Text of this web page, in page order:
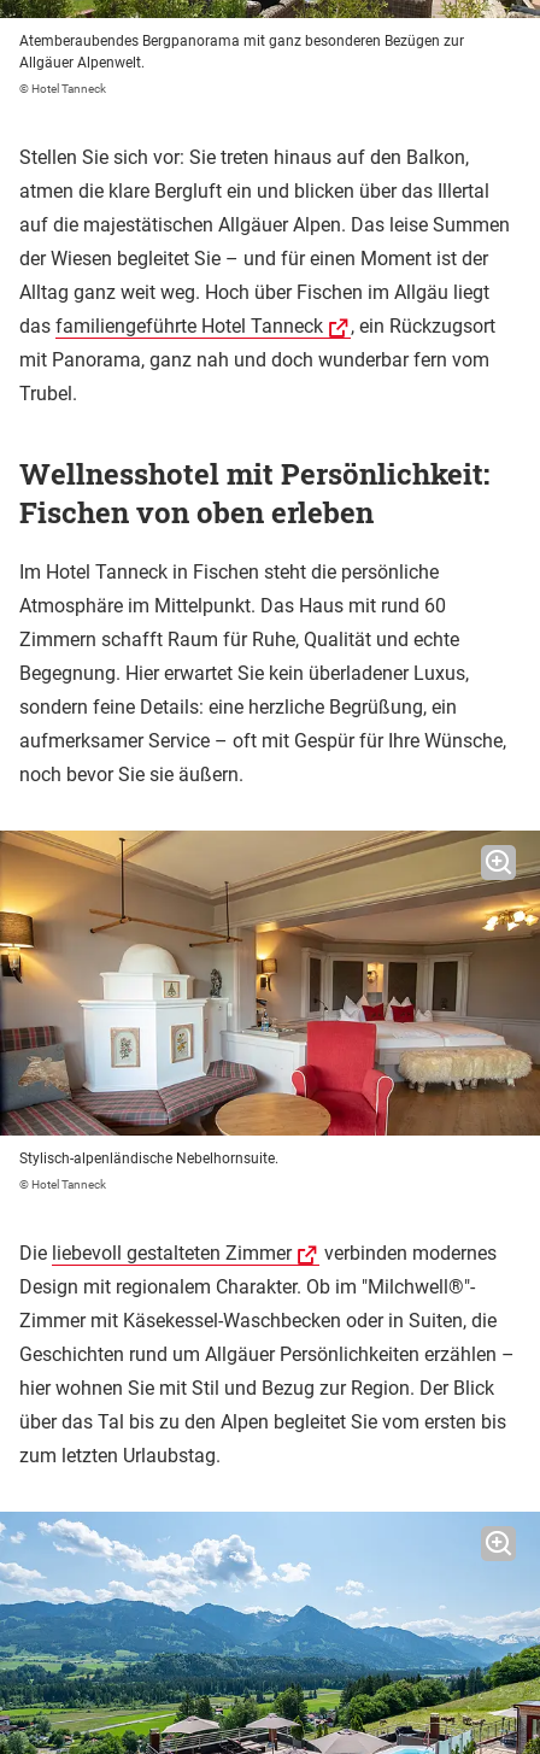
Atemberaubendes Bergpanorama mit ganz besonderen Bezügen zur
Allgäuer Alpenwelt.
© Hotel Tanneck
Stellen Sie sich vor: Sie treten hinaus auf den Balkon,
atmen die klare Bergluft ein und blicken über das Illertal
auf die majestätischen Allgäuer Alpen. Das leise Summen
der Wiesen begleitet Sie – und für einen Moment ist der
Alltag ganz weit weg. Hoch über Fischen im Allgäu liegt
das familiengeführte Hotel Tanneck
, ein Rückzugsort
mit Panorama, ganz nah und doch wunderbar fern vom
Trubel.
Wellnesshotel mit Persönlichkeit:
Fischen von oben erleben
Im Hotel Tanneck in Fischen steht die persönliche
Atmosphäre im Mittelpunkt. Das Haus mit rund 60
Zimmern schafft Raum für Ruhe, Qualität und echte
Begegnung. Hier erwartet Sie kein überladener Luxus,
sondern feine Details: eine herzliche Begrüßung, ein
aufmerksamer Service – oft mit Gespür für Ihre Wünsche,
noch bevor Sie sie äußern.
Stylisch-alpenländische Nebelhornsuite.
© Hotel Tanneck
Die liebevoll gestalteten Zimmer
verbinden modernes
Design mit regionalem Charakter. Ob im "Milchwell®"-
Zimmer mit Käsekessel-Waschbecken oder in Suiten, die
Geschichten rund um Allgäuer Persönlichkeiten erzählen –
hier wohnen Sie mit Stil und Bezug zur Region. Der Blick
über das Tal bis zu den Alpen begleitet Sie vom ersten bis
zum letzten Urlaubstag.